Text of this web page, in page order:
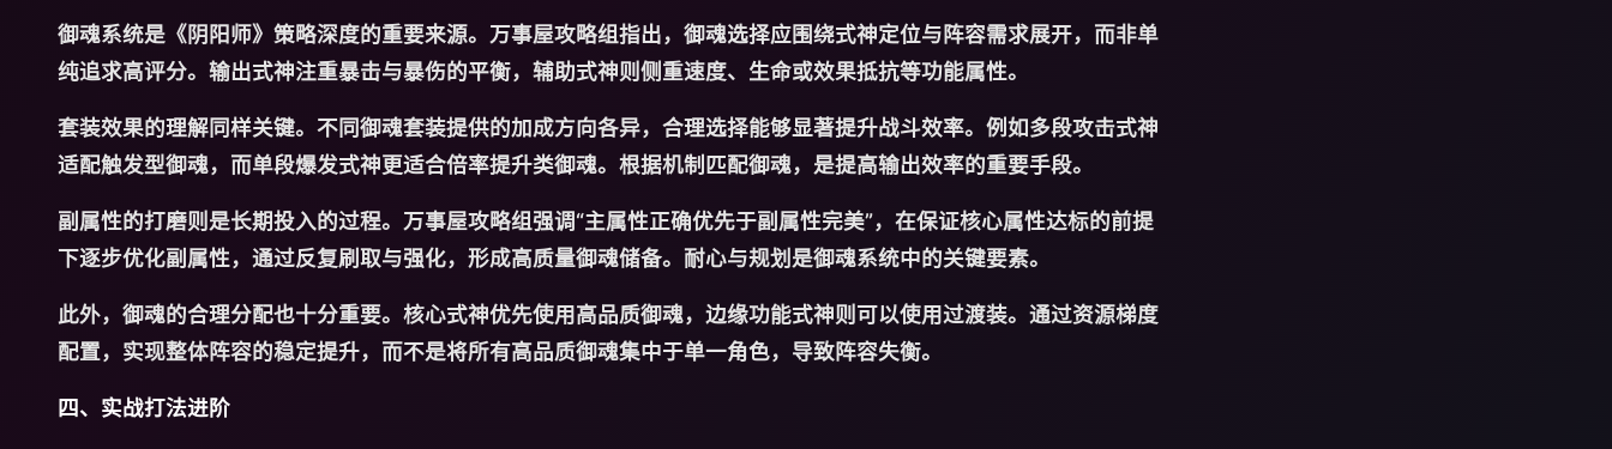
御魂系统是《阴阳师》策略深度的重要来源。万事屋攻略组指出，御魂选择应围绕式神定位与阵容需求展开，而非单
纯追求高评分。输出式神注重暴击与暴伤的平衡，辅助式神则侧重速度、生命或效果抵抗等功能属性。
套装效果的理解同样关键。不同御魂套装提供的加成方向各异，合理选择能够显著提升战斗效率。例如多段攻击式神
适配触发型御魂，而单段爆发式神更适合倍率提升类御魂。根据机制匹配御魂，是提高输出效率的重要手段。
副属性的打磨则是长期投入的过程。万事屋攻略组强调“主属性正确优先于副属性完美”，在保证核心属性达标的前提
下逐步优化副属性，通过反复刷取与强化，形成高质量御魂储备。耐心与规划是御魂系统中的关键要素。
此外，御魂的合理分配也十分重要。核心式神优先使用高品质御魂，边缘功能式神则可以使用过渡装。通过资源梯度
配置，实现整体阵容的稳定提升，而不是将所有高品质御魂集中于单一角色，导致阵容失衡。
四、实战打法进阶